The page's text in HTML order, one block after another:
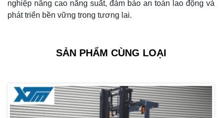
nghiệp nâng cao năng suất, đảm bảo an toàn lao động và
phát triển bền vững trong tương lai.
SẢN PHẨM CÙNG LOẠI